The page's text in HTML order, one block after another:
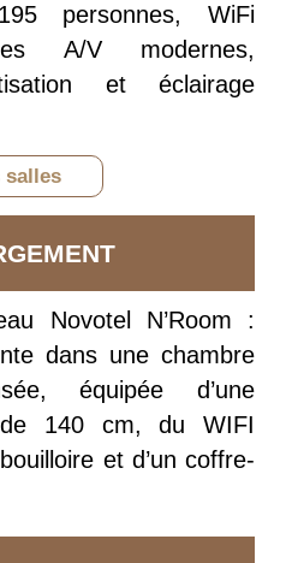
personnes, WiFi
A/V modernes,
et éclairage
salles
Novotel N’Room :
dans une chambre
équipée d’une
de 140 cm, du WIFI
et d’un coffre-